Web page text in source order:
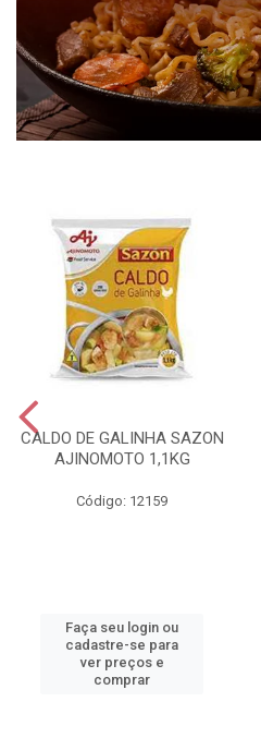
CALDO DE GALINHA SAZON
AJINOMOTO 1,1KG
Código: 12159
Faça seu login ou
cadastre-se para
ver preços e
comprar